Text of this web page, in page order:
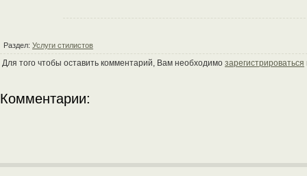
Раздел: Услуги стилистов
Для того чтобы оставить комментарий, Вам необходимо зарегистрироваться
Комментарии: